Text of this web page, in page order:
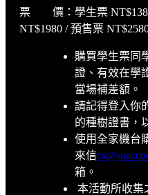
票 價：學生票 NT$1380
NT$1980 / 預售票
購買學生票同
證、有效在學
當場補差額。
請記得登入你
的種樹證書，
使用全家機台
來信
箱。
本活動所收集